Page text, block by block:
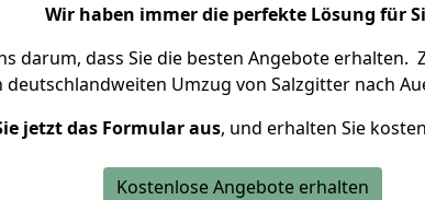
Wir haben immer die perfekte Lösung für
darum, dass Sie die besten Angebote erhalten.
deutschlandweiten Umzug von Salzgitter nach
jetzt das Formular aus, und erhalten Sie
Kostenlose Angebote erhalten